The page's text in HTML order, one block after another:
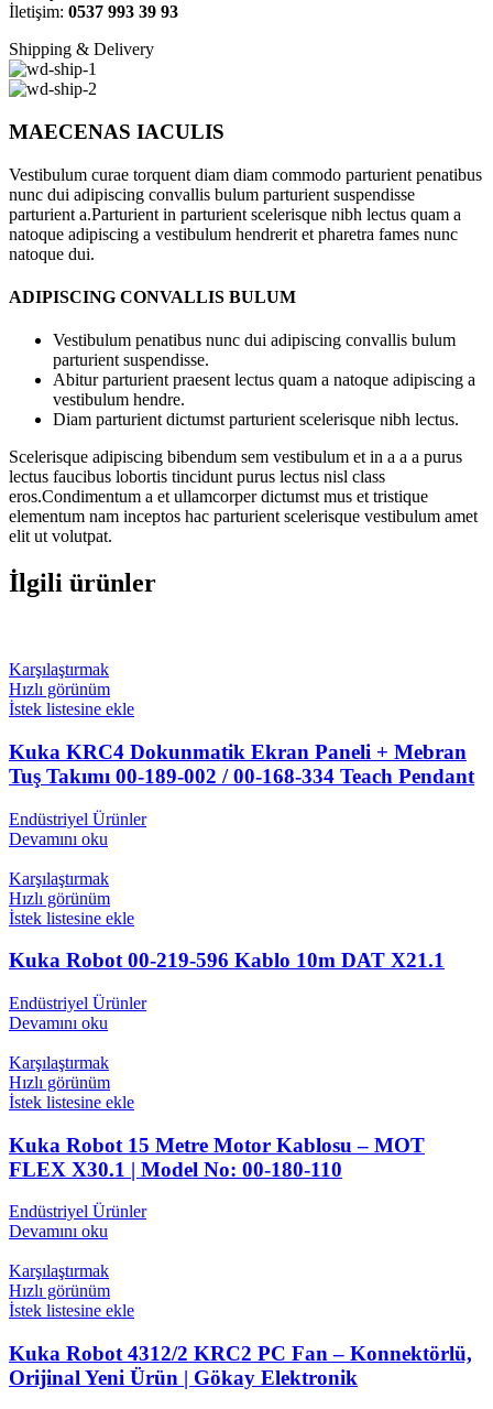
İletişim: 0537 993 39 93
Shipping & Delivery
MAECENAS IACULIS
Vestibulum curae torquent diam diam commodo parturient penatibus
nunc dui adipiscing convallis bulum parturient suspendisse
parturient a.Parturient in parturient scelerisque nibh lectus quam a
natoque adipiscing a vestibulum hendrerit et pharetra fames nunc
natoque dui.
ADIPISCING CONVALLIS BULUM
Vestibulum penatibus nunc dui adipiscing convallis bulum
parturient suspendisse.
Abitur parturient praesent lectus quam a natoque adipiscing a
vestibulum hendre.
Diam parturient dictumst parturient scelerisque nibh lectus.
Scelerisque adipiscing bibendum sem vestibulum et in a a a purus
lectus faucibus lobortis tincidunt purus lectus nisl class
eros.Condimentum a et ullamcorper dictumst mus et tristique
elementum nam inceptos hac parturient scelerisque vestibulum amet
elit ut volutpat.
İlgili ürünler
Karşılaştırmak
Hızlı görünüm
İstek listesine ekle
Kuka KRC4 Dokunmatik Ekran Paneli + Mebran
Tuş Takımı 00-189-002 / 00-168-334 Teach Pendant
Endüstriyel Ürünler
Devamını oku
Karşılaştırmak
Hızlı görünüm
İstek listesine ekle
Kuka Robot 00-219-596 Kablo 10m DAT X21.1
Endüstriyel Ürünler
Devamını oku
Karşılaştırmak
Hızlı görünüm
İstek listesine ekle
Kuka Robot 15 Metre Motor Kablosu – MOT
FLEX X30.1 | Model No: 00-180-110
Endüstriyel Ürünler
Devamını oku
Karşılaştırmak
Hızlı görünüm
İstek listesine ekle
Kuka Robot 4312/2 KRC2 PC Fan – Konnektörlü,
Orijinal Yeni Ürün | Gökay Elektronik